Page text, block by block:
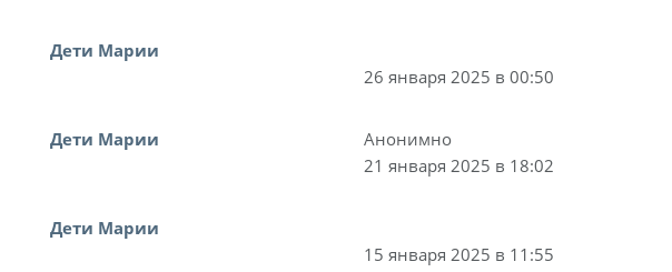
Дети Марии
26 января 2025 в 00:50
Дети Марии
Анонимно
21 января 2025 в 18:02
Дети Марии
15 января 2025 в 11:55